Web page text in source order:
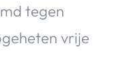
tegen
vrije